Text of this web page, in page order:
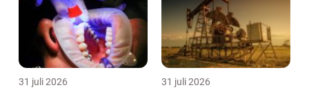
31 juli 2026 31 juli 2026